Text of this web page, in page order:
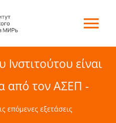
είναι
από τον ΑΣΕΠ -
επόμενες εξετάσεις